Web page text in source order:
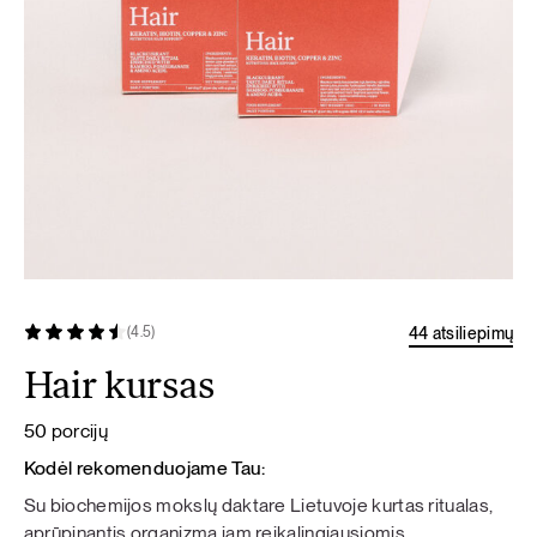
(4.5) 44 atsiliepimų
Hair kursas
50 porcijų
Kodėl rekomenduojame Tau:
Su biochemijos mokslų daktare Lietuvoje kurtas ritualas,